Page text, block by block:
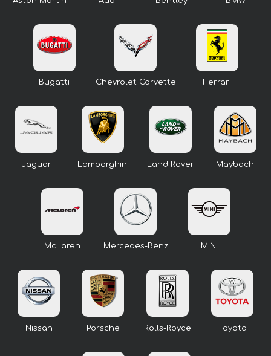
Bugatti Chevrolet Corvette Ferrari
Jaguar Lamborghini Land Rover Maybach
McLaren Mercedes-Benz MINI
Nissan Porsche Rolls-Royce Toyota